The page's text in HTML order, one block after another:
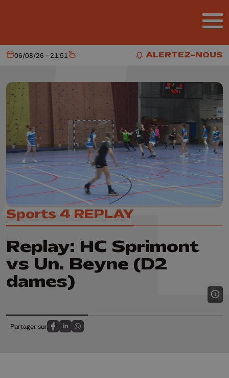
ALERTEZ-NOUS
ALERTEZ-NOUS
Aujourd'hui
06/08/26 - 21:51 Météo
Sports 4 REPLAY
Replay: HC Sprimont
vs Un. Beyne (D2
dames)
Partager sur
Partagez sur FaceBook
Partagez sur LinkedIn
Partagez sur Whatsapp